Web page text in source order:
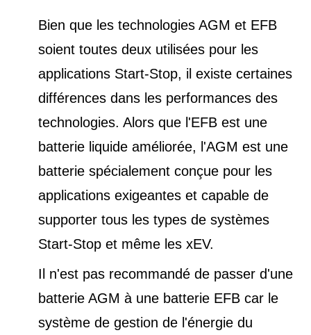
Bien que les technologies AGM et EFB
soient toutes deux utilisées pour les
applications Start-Stop, il existe certaines
différences dans les performances des
technologies. Alors que l'EFB est une
batterie liquide améliorée, l'AGM est une
batterie spécialement conçue pour les
applications exigeantes et capable de
supporter tous les types de systèmes
Start-Stop et même les xEV.
Il n'est pas recommandé de passer d'une
batterie AGM à une batterie EFB car le
système de gestion de l'énergie du